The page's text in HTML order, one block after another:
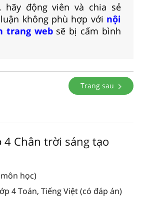
hãy động viên và chia sẻ
không phù hợp với nội
trang websẽ bị cấm bình
Trang sau
4 Chân trời sáng tạo
học)
4 Toán, Tiếng Việt (có đáp án)